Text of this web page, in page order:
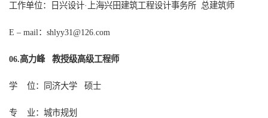
工作单位：日兴设计· 上海兴田建筑工程设计事务所 总建筑师
E – mail： shlyy31@126.com
06.高力峰 教授级高级工程师
学 位： 同济大学 硕士
专 业： 城市规划